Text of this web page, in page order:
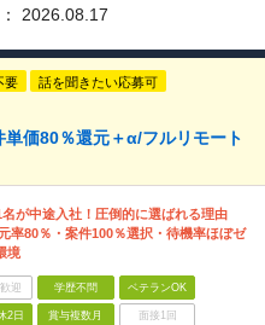
2026.08.17
要 話を聞きたい応募可
価80％還元＋α/フルリモート
名が中途入社！圧倒的に選ばれる理由
率80％・案件100％選択・待機率ほぼゼ
境
迎 学歴不問 ベテランOK
2日 賞与複数月 面接1回